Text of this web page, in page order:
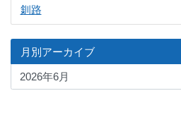
釧路
月別アーカイブ